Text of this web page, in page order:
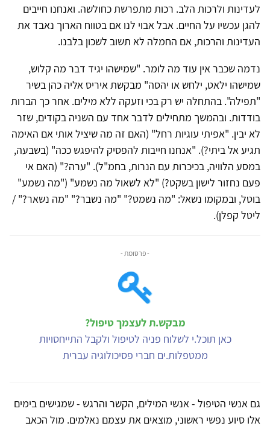
לעדינות ולרכות הלב. רכות מתפרשת כחולשה. ואנחנו חייבים
להגן עכשיו על החיים. אבל אבוי לנו אם בטווח הארוך נאבד את
העדינות והרכות, אם החמלה לא תשוב לשכון בלבנו.
נדמה שכבר אין עוד מה לומר. "שמישהו יגיד דבר מה קלוש,
שמישהו ילאט, ילחש או יהסה" מבקשת איריס אליה כהן בשיר
"תפילה". בהתחלה יש רק בכי וזעקה ללא מילים. אחר כך הברות
בודדות. ובהמשך מתחילים לדבר אחד עם השניה בקודים, שזר
לא יבין. "אפיתי עוגיות רחל" (האם זה מה שיציל אותי אם האימה
תגיע אל ביתי?). "אנחנו חייבות להפסיק להיפגש ככה" (בשבעה,
במסע הלוויה, בכיכרות עם הנרות, בחמ"ל). "ערה?" (האם אי
פעם נחזור לישון בשקט?) "לא לשאול מה נשמע" ("מה נשמע"
בוטל, ובמקומו נשאל: "מה נשמט?" "מה נשבר?" "מה נשאר?" /
ליטל קפלן).
- פרסומת -
מבקש.ת לעצמך טיפול?
כאן תוכל.י לשלוח פניה לטיפול ולקבל התייחסויות
ממטפלות.ים חברי פסיכולוגיה עברית
גם אנשי הטיפול - אנשי המילים, הקשר והרגש - שמגישים בימים
אלו סיוע נפשי ראשוני, מוצאים את עצמם נאלמים. מול הכאב